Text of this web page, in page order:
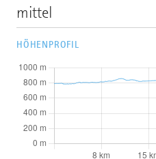
mittel
HÖHENPROFIL